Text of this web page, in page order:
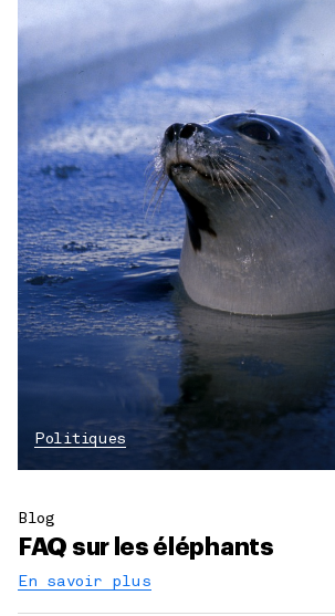
Politiques
Blog
FAQ sur les éléphants
En savoir plus